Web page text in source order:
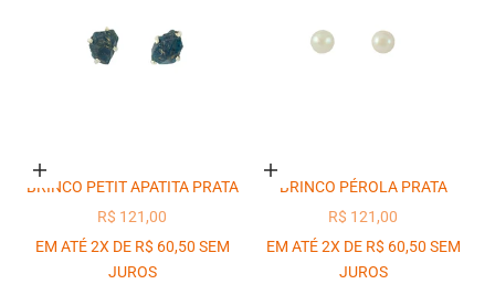
Adicionar ao carrinho
BRINCO PETIT APATITA PRATA
PREÇO PROMOCIONAL
R$ 121,00
EM ATÉ 2X DE R$ 60,50 SEM
JUROS
Adicionar ao carrinho
BRINCO PÉROLA PRATA
PREÇO PROMOCIONAL
R$ 121,00
EM ATÉ 2X DE R$ 60,50 SEM
JUROS